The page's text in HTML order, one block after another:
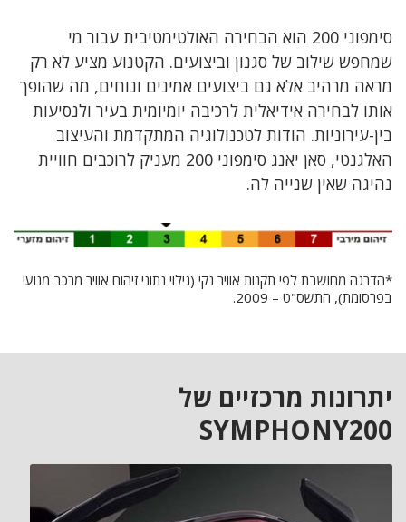
סימפוני 200 הוא הבחירה האולטימטיבית עבור מי
שמחפש שילוב של סגנון וביצועים. הקטנוע מציע לא רק
מראה מרהיב אלא גם ביצועים אמינים ונוחים, מה שהופך
אותו לבחירה אידיאלית לרכיבה יומיומית בעיר ולנסיעות
בין-עירוניות. הודות לטכנולוגיה המתקדמת והעיצוב
האלגנטי, סאן יאנג סימפוני 200 מעניק לרוכבים חוויית
נהיגה שאין שנייה לה.
*הדרגה מחושבת לפי תקנות אוויר נקי (גילוי נתוני זיהום אוויר מרכב מנועי
בפרסומת), התשס"ט – 2009.
יתרונות מרכזיים של
SYMPHONY200